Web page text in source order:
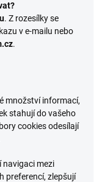
. Z rozesílky se
v e-mailu nebo
.
množství informací,
stahují do vašeho
cookies odesílají
navigaci mezi
preferencí, zlepšují